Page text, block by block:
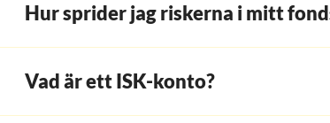
Hur sprider jag riskerna i mitt
Vad är ett ISK-konto?